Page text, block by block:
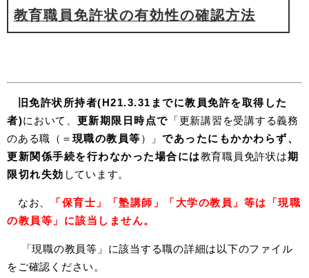
教育職員免許状の有効性の確認方法
旧免許状所持者(H21.3.31までに教員免許を取得した
者)において、 更新期限日時点で 「更新講習を受講する義務
のある職（＝ 現職の教員等 ）」 であったにもかかわらず、
更新関係手続を行わなかった場合には教育職員免許状は期
限切れ失効 しています。
なお、
「保育士」「塾講師」「大学の教員」等は「現職
の教員等」に該当しません。
​ 「現職の教員等」に該当する職の詳細は以下のファイル
をご確認ください。